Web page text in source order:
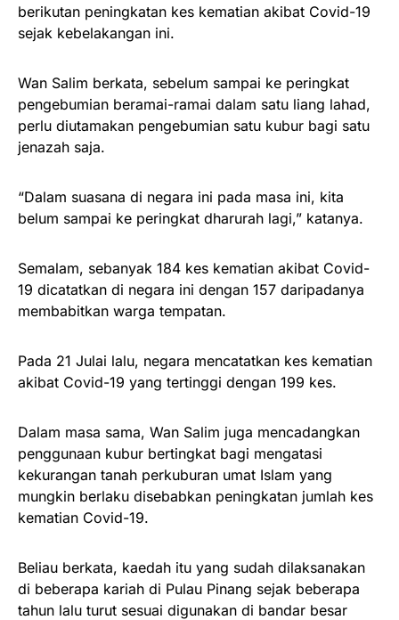
berikutan peningkatan kes kematian akibat Covid-19
sejak kebelakangan ini.
Wan Salim berkata, sebelum sampai ke peringkat
pengebumian beramai-ramai dalam satu liang lahad,
perlu diutamakan pengebumian satu kubur bagi satu
jenazah saja.
“Dalam suasana di negara ini pada masa ini, kita
belum sampai ke peringkat dharurah lagi,” katanya.
Semalam, sebanyak 184 kes kematian akibat Covid-
19 dicatatkan di negara ini dengan 157 daripadanya
membabitkan warga tempatan.
Pada 21 Julai lalu, negara mencatatkan kes kematian
akibat Covid-19 yang tertinggi dengan 199 kes.
Dalam masa sama, Wan Salim juga mencadangkan
penggunaan kubur bertingkat bagi mengatasi
kekurangan tanah perkuburan umat Islam yang
mungkin berlaku disebabkan peningkatan jumlah kes
kematian Covid-19.
Beliau berkata, kaedah itu yang sudah dilaksanakan
di beberapa kariah di Pulau Pinang sejak beberapa
tahun lalu turut sesuai digunakan di bandar besar